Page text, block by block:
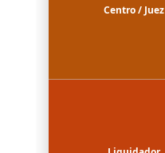
Centro / Juez